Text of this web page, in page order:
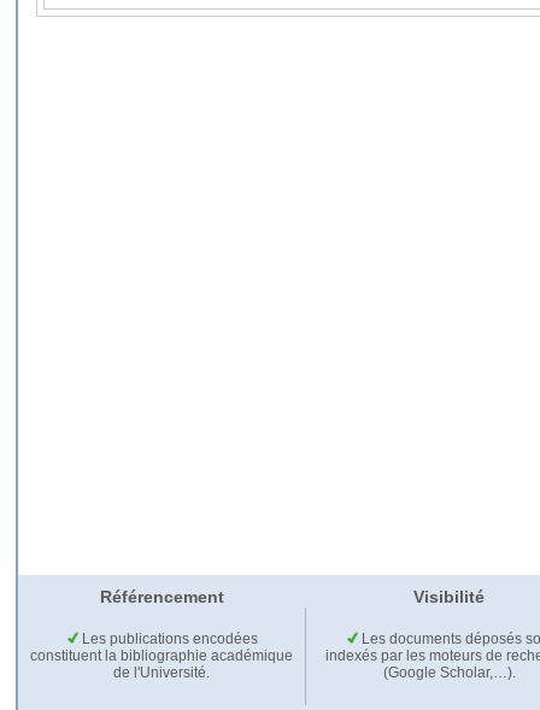
Référencement Visibilité
Les publications encodées
constituent la bibliographie académique
de l'Université.
Les documents déposés
indexés par les moteurs de
(Google Scholar,…).